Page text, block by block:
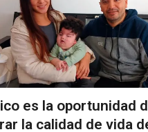
es la oportunidad
la calidad de vida